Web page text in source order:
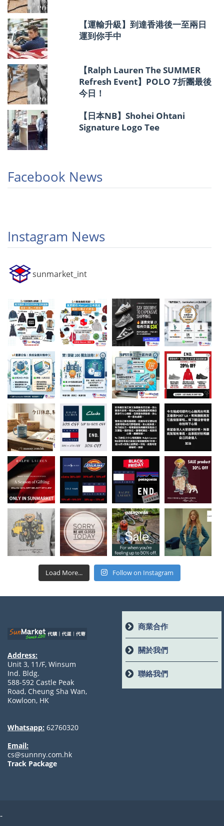
【運輸升級】到達香港後一至兩日
運到你手中
【Ralph Lauren The SUMMER
Refresh Event】POLO 7折團最後
今日！
【日本NB】Shohei Ohtani
Signature Logo Tee
Facebook News
Instagram News
sunmarket_int
Load More... Follow on Instagram
Address:
Unit 3, 11/F, Winsum
Ind. Bldg.
588-592 Castle Peak
Road, Cheung Sha Wan,
Kowloon, HK
Whatsapp: 62760320
Email:
cs@sunnny.com.hk
Track Package
商業合作
關於我們
聯絡我們
-